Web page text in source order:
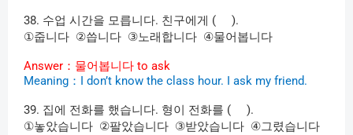
38. 수업 시간을 모릅니다. 친구에게 ( ).
①줍니다 ②씁니다 ③노래합니다 ④물어봅니다
Answer ：물어봅니다 to ask
Meaning ： I don’t know the class hour. I ask my friend.
39. 집에 전화를 했습니다. 형이 전화를 ( ).
①놓았습니다 ②팔았습니다 ③받았습니다 ④그렸습니다